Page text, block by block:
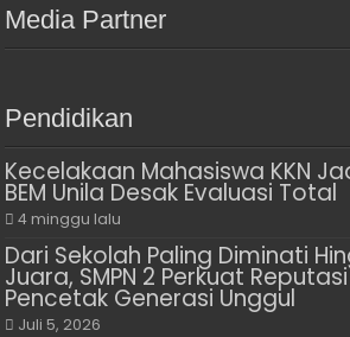
Media Partner
Pendidikan
Kecelakaan Mahasiswa KKN
BEM Unila Desak Evaluasi Total
4 minggu lalu
Dari Sekolah Paling Diminati
Juara, SMPN 2 Perkuat
Pencetak Generasi Unggul
Juli 5, 2026